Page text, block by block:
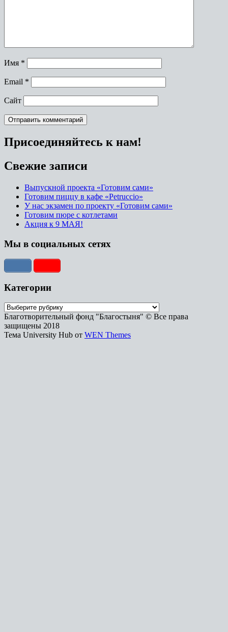
Имя *
Email *
Сайт
Присоединяйтесь к нам!
Свежие записи
Выпускной проекта «Готовим сами»
Готовим пиццу в кафе «Petruccio»
У нас экзамен по проекту «Готовим сами»
Готовим пюре с котлетами
Акция к 9 МАЯ!
Мы в социальных сетях
Категории
Благотворительный фонд "Благостыня" © Все права
защищены 2018
Тема University Hub от WEN Themes